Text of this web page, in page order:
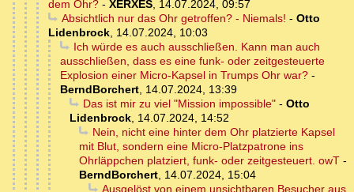
dem Ohr? - XERXES, 14.07.2024, 09:57
Absichtlich nur das Ohr getroffen? - Niemals! - Otto
Lidenbrock, 14.07.2024, 10:03
Ich würde es auch ausschließen. Kann man auch
ausschließen, dass es eine funk- oder zeitgesteuerte
Explosion einer Micro-Kapsel in Trumps Ohr war? -
BerndBorchert, 14.07.2024, 13:39
Das ist mir zu viel "Mission impossible"- Otto
Lidenbrock, 14.07.2024, 14:52
Nein, nicht eine hinter dem Ohr platzierte Kapsel
mit Blut, sondern eine Micro-Platzpatrone ins
Ohrläppchen platziert, funk- oder zeitgesteuert. owT -
BerndBorchert, 14.07.2024, 15:04
Ausgelöst von einem unsichtbaren Besucher aus